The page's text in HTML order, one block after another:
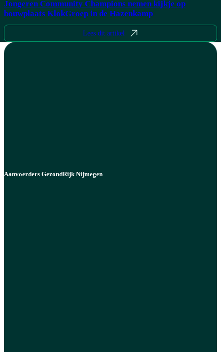
Jongeren Community Champions nemen kijkje op
bouwplaats KlokGroep in de Hazenkamp
Lees dit artikel
Aanvoerders GezondRijk Nijmegen